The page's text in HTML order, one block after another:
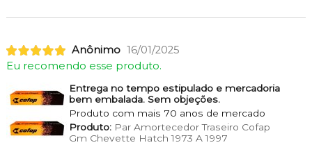
Anônimo 16/01/2025
Eu recomendo esse produto.
Entrega no tempo estipulado e mercadoria
bem embalada. Sem objeções.
Produto com mais 70 anos de mercado
Produto:Par Amortecedor Traseiro Cofap
Gm Chevette Hatch 1973 A 1997